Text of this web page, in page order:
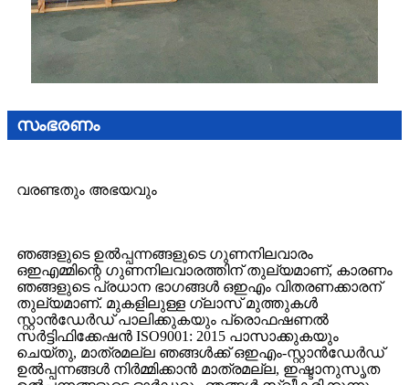
സംഭരണം
വരണ്ടതും അഭയവും
ഞങ്ങളുടെ ഉൽ‌പ്പന്നങ്ങളുടെ ഗുണനിലവാരം
ഒ‌ഇ‌എമ്മിന്റെ ഗുണനിലവാരത്തിന് തുല്യമാണ്, കാരണം
ഞങ്ങളുടെ പ്രധാന ഭാഗങ്ങൾ‌ ഒഇ‌എം വിതരണക്കാരന്
തുല്യമാണ്. മുകളിലുള്ള ഗ്ലാസ് മുത്തുകൾ
സ്റ്റാൻഡേർഡ് പാലിക്കുകയും പ്രൊഫഷണൽ
സർട്ടിഫിക്കേഷൻ ISO9001: 2015 പാസാക്കുകയും
ചെയ്തു, മാത്രമല്ല ഞങ്ങൾക്ക് ഒഇഎം-സ്റ്റാൻഡേർഡ്
ഉൽപ്പന്നങ്ങൾ നിർമ്മിക്കാൻ മാത്രമല്ല, ഇഷ്ടാനുസൃത